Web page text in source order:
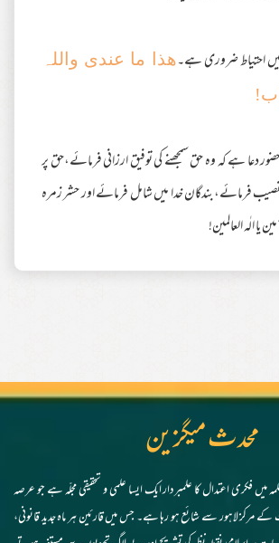
احتیاط ضروری ہے۔ھذا ما عندی واللہ
دعا ہے کہ وہ حق سمجھنے کی توفیق ارزانی فرمائے،حق پر
فرمائے،بندگان خدا میں شامل فرمائے اور حشر زمرہ
الٰہ العالمین!
محدث میگزین
میں فکری اعتدال کا علمبردار ایک ایسا علمی و تحقیقی مجلّہ ہے جو عرصہ
مرکز لاہور سے شائع ہو رہا ہے۔ جس میں قارئین ہر ماہ جدید قانونی،